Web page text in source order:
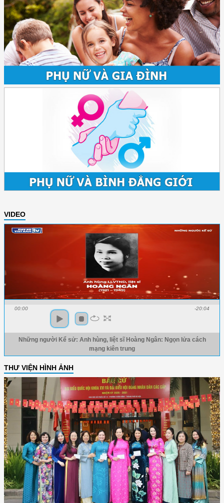
VIDEO
00:00 -20:04
Những người Kể sử: Anh hùng, liệt sĩ Hoàng Ngân: Ngọn lửa cách
mạng kiên trung
THƯ VIỆN HÌNH ẢNH